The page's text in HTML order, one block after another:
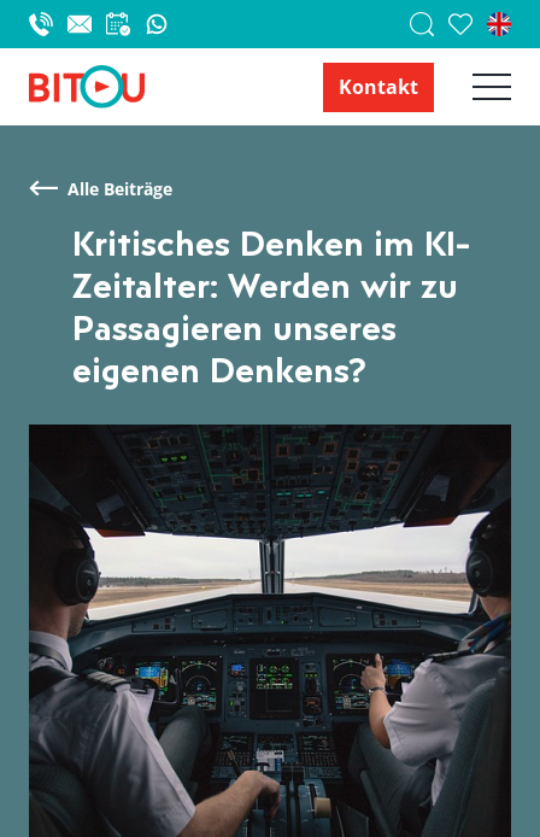
Kontakt
Alle Beiträge
Kritisches Denken im KI-
Zeitalter: Werden wir zu
Passagieren unseres
eigenen Denkens?